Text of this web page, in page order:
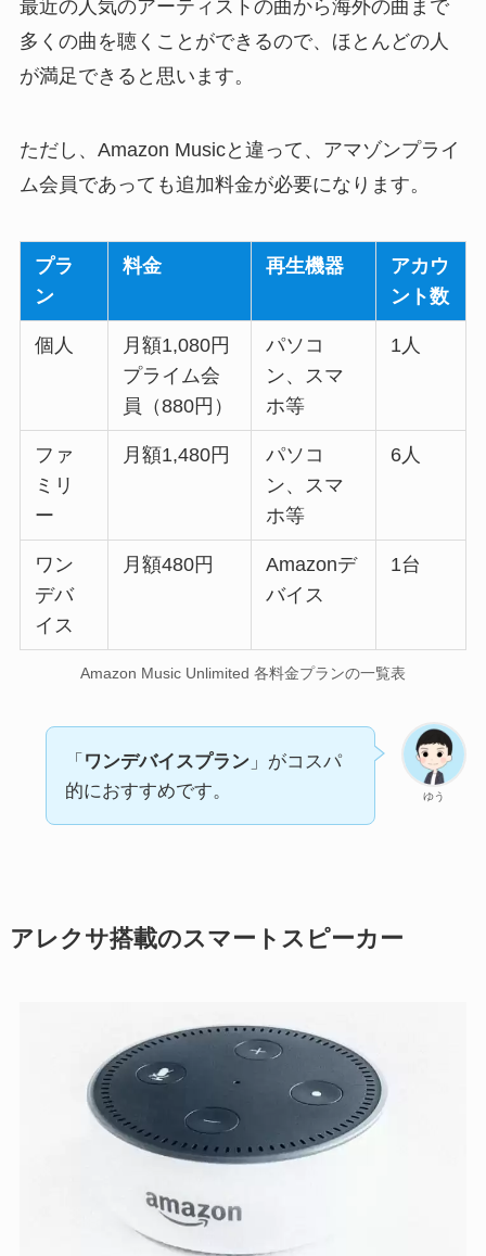
最近の人気のアーティストの曲から海外の曲まで
多くの曲を聴くことができるので、ほとんどの人
が満足できると思います。
ただし、Amazon Musicと違って、アマゾンプライ
ム会員であっても追加料金が必要になります。
プラ
ン
料金 再生機器
アカウ
ント数
個人
月額1,080円
プライム会
員（880円）
パソコ
ン、スマ
ホ等
1人
ファ
ミリ
ー
月額1,480円
パソコ
ン、スマ
ホ等
6人
ワン
デバ
イス
月額480円
Amazonデ
バイス
1台
Amazon Music Unlimited 各料金プランの一覧表
ゆう
「 ワンデバイスプラン」がコスパ
的におすすめです。
アレクサ搭載のスマートスピーカー